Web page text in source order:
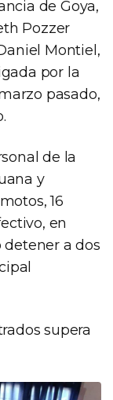
de Goya,
Pozzer
Montiel,
por la
pasado,
de la
y
16
en
detener a dos
supera